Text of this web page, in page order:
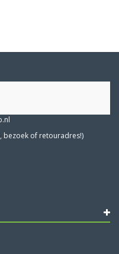
bezoek of retouradres!)